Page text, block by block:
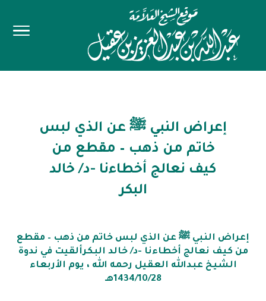
إعراض النبي ﷺ عن الذي لبس
خاتم من ذهب – مقطع من
كيف نعالج أخطاءنا -د/ خالد
البكر
إعراض النبي ﷺ عن الذي لبس خاتم من ذهب – مقطع
من كيف نعالج أخطاءنا -د/ خالد البكرألقيت في ندوة
الشيخ عبدالله العقيل رحمه الله ، يوم الأربعاء
1434/10/28هـ